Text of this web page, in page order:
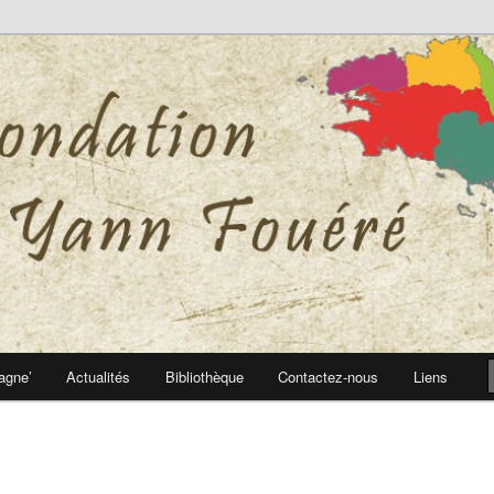
Fouéré
Fouéré
Actualités Bibliothèque Contactez-nous Liens